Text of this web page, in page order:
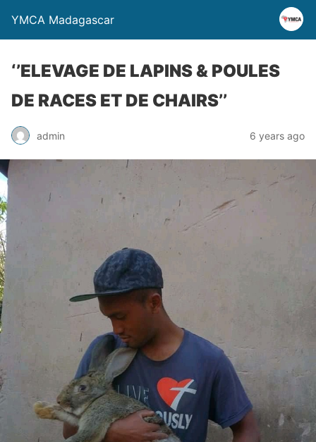
YMCA Madagascar
‘’ELEVAGE DE LAPINS & POULES
DE RACES ET DE CHAIRS’’
admin 6 years ago